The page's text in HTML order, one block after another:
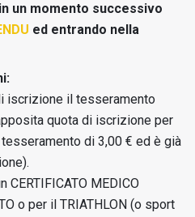
un momento successivo
ed entrando nella
iscrizione il tesseramento
quota di iscrizione per
di 3,00 € ed è già
MEDICO
o per il TRIATHLON (o sport